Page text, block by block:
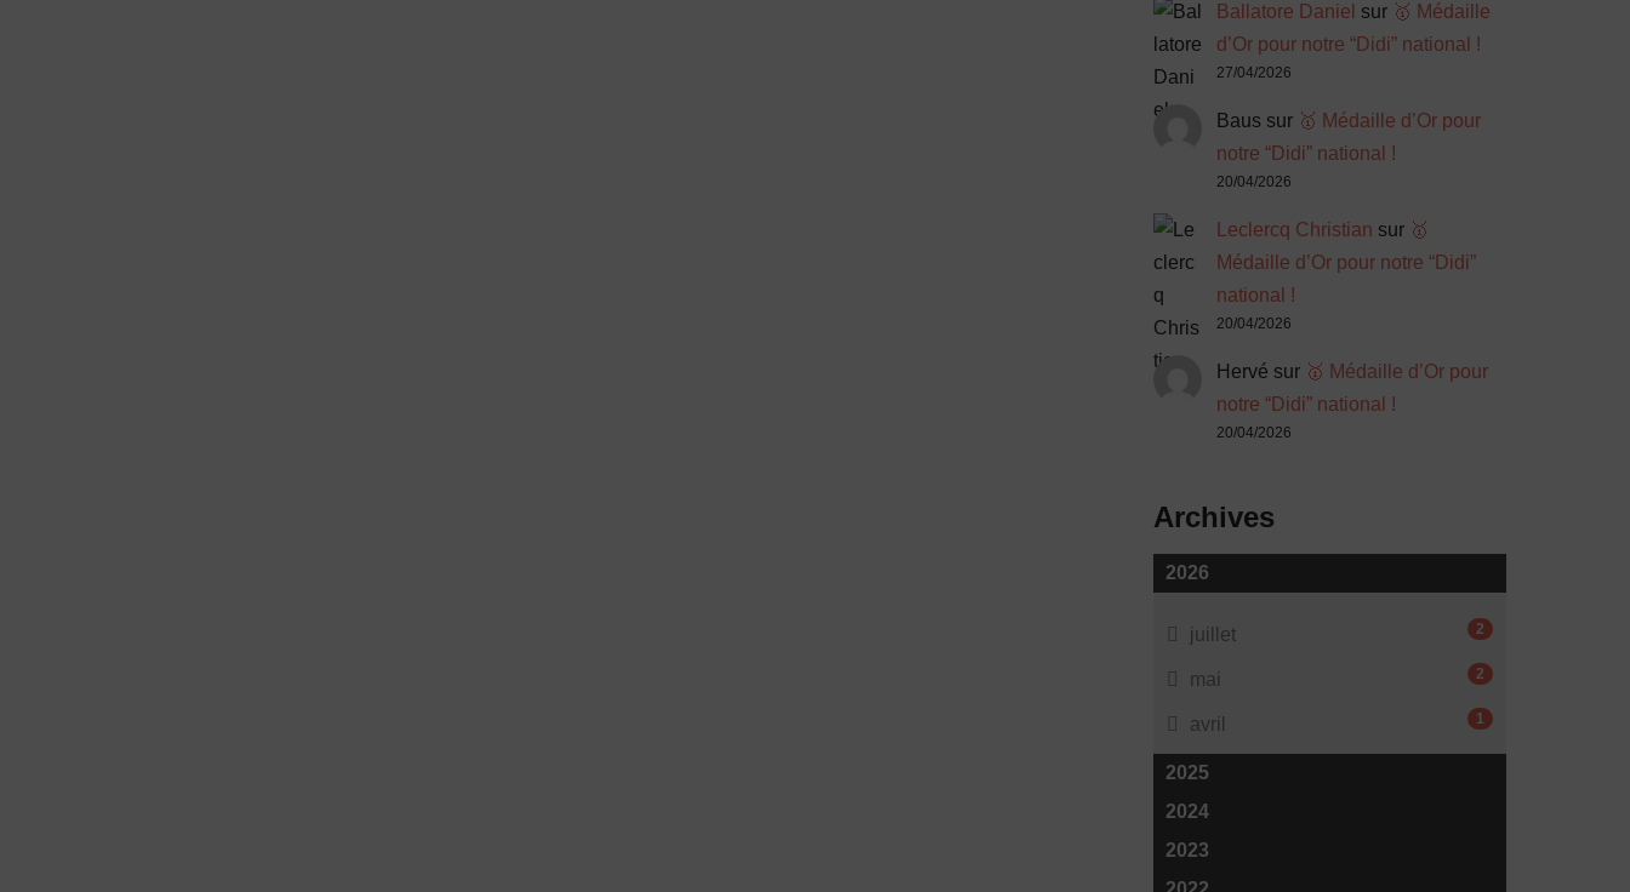
Ballatore Daniel sur 🥇 Médaille
d’Or pour notre “Didi” national !
27/04/2026
Baus sur 🥇 Médaille d’Or pour
notre “Didi” national !
20/04/2026
Leclercq Christian sur 🥇
Médaille d’Or pour notre “Didi”
national !
20/04/2026
Hervé sur 🥇 Médaille d’Or pour
notre “Didi” national !
20/04/2026
Archives
2026
juillet 2
mai 2
avril 1
2025
2024
2023